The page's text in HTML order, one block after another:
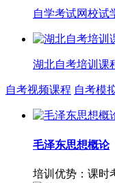
自学考试网校试
湖北自考培训课
自考视频课程 自考模
毛泽东思想概论
培训优势：课时